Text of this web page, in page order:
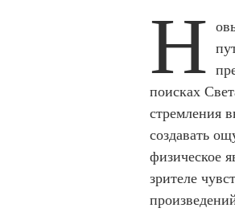
Н
поисках
стремления
создавать
физическое
зрителе